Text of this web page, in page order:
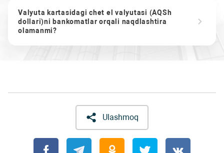
Valyuta kartasidagi chet el valyutasi (AQSh
dollari)ni bankomatlar orqali naqdlashtira
olamanmi?
Ulashmoq